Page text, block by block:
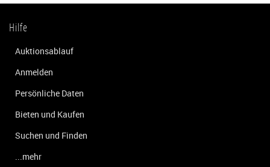
Hilfe
Auktionsablauf
Anmelden
Persönliche Daten
Bieten und Kaufen
Suchen und Finden
...mehr